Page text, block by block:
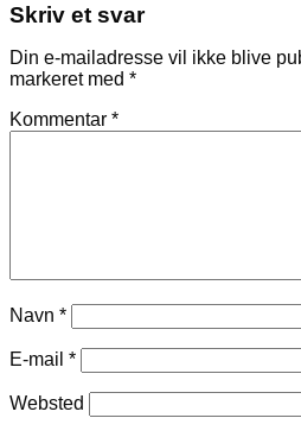
Skriv et svar
Din e-mailadresse vil ikke blive
markeret med *
Kommentar *
Navn *
E-mail *
Websted